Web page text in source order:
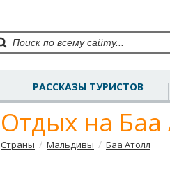
РАССКАЗЫ ТУРИСТОВ
Отдых на Баа
Страны / Мальдивы / Баа Атолл